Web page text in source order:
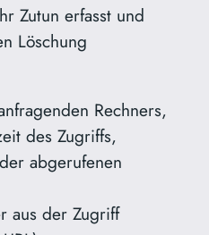
Zutun erfasst und
Löschung
Rechners,
des Zugriffs,
abgerufenen
aus der Zugriff